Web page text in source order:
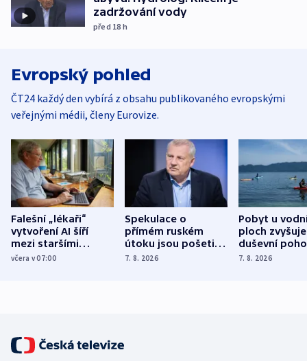
zadržování vody
před 18 h
Evropský pohled
ČT24 každý den vybírá z obsahu publikovaného evropskými
veřejnými médii, členy Eurovize.
Falešní „lékaři“
vytvoření AI šíří
mezi staršími
Poláky nebezpečné
včera v 07:00
Spekulace o
přímém ruském
útoku jsou pošetilé,
míní estonský
7. 8. 2026
Pobyt u
ploch zvyšuje
duševní
ukázala
7. 8. 2026